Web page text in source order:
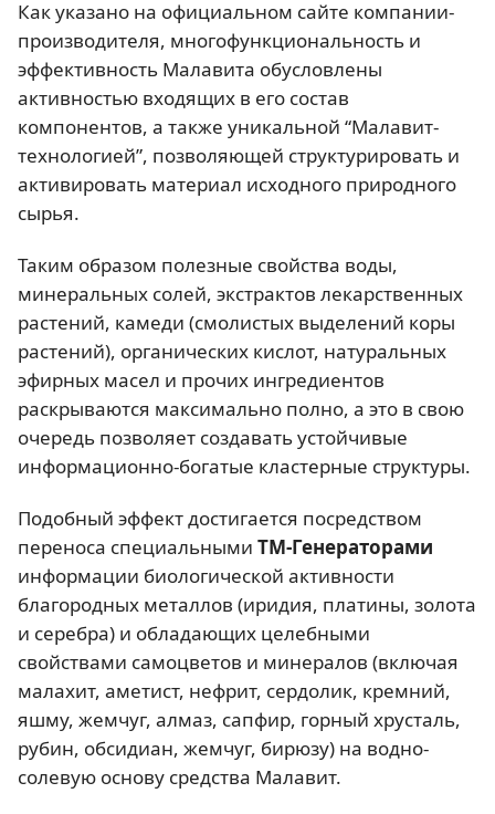
Как указано на официальном сайте компании-
производителя, многофункциональность и
эффективность Малавита обусловлены
активностью входящих в его состав
компонентов, а также уникальной “Малавит-
технологией”, позволяющей структурировать и
активировать материал исходного природного
сырья.
Таким образом полезные свойства воды,
минеральных солей, экстрактов лекарственных
растений, камеди (смолистых выделений коры
растений), органических кислот, натуральных
эфирных масел и прочих ингредиентов
раскрываются максимально полно, а это в свою
очередь позволяет создавать устойчивые
информационно-богатые кластерные структуры.
Подобный эффект достигается посредством
переноса специальными ТМ-Генераторами
информации биологической активности
благородных металлов (иридия, платины, золота
и серебра) и обладающих целебными
свойствами самоцветов и минералов (включая
малахит, аметист, нефрит, сердолик, кремний,
яшму, жемчуг, алмаз, сапфир, горный хрусталь,
рубин, обсидиан, жемчуг, бирюзу) на водно-
солевую основу средства Малавит.